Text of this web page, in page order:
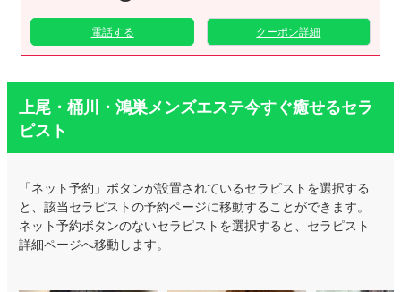
電話する クーポン詳細
上尾・桶川・鴻巣メンズエステ今すぐ癒せるセラ
ピスト
「ネット予約」ボタンが設置されているセラピストを選択する
と、該当セラピストの予約ページに移動することができます。
ネット予約ボタンのないセラピストを選択すると、セラピスト
詳細ページへ移動します。